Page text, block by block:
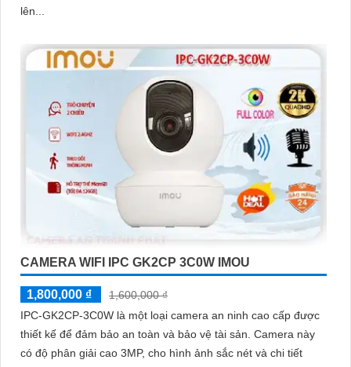
lên...
CAMERA WIFI IPC GK2CP 3C0W IMOU
1,800,000 ₫
1,600,000 ₫
IPC-GK2CP-3C0W là một loại camera an ninh cao cấp được
thiết kế để đảm bảo an toàn và bảo vệ tài sản. Camera này
có độ phân giải cao 3MP, cho hình ảnh sắc nét và chi tiết